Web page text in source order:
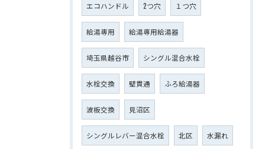
エコハンドル 2つ穴 １つ穴
給湯専用 給湯専用給湯器
埼玉県越谷市 シングル混合水栓
水栓交換 壁貫通 ふろ給湯器
波板交換 見沼区
シングルレバー混合水栓 北区 水漏れ